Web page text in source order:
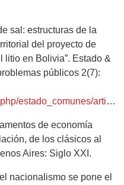
sal: estructuras de la
del proyecto de
en Bolivia”. Estado &
públicos 2(7):
article/view/89
de economía
de los clásicos al
Aires: Siglo XXI.
nacionalismo se pone el